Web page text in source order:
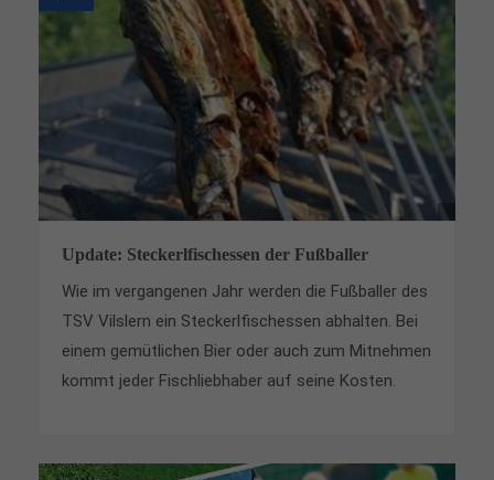
Lorem ipsum dolor sit amet:
24h / 365days
Mon - Fri 8:00am - 5:00pm(GMT +1)
Get in touch
Cybersteel Inc.
376-293 City Road, Suite 600
Have any questions?
Update: Steckerlfischessen der Fußballer
Wie im vergangenen Jahr werden die Fußballer des
TSV Vilslern ein Steckerlfischessen abhalten. Bei
einem gemütlichen Bier oder auch zum Mitnehmen
kommt jeder Fischliebhaber auf seine Kosten.